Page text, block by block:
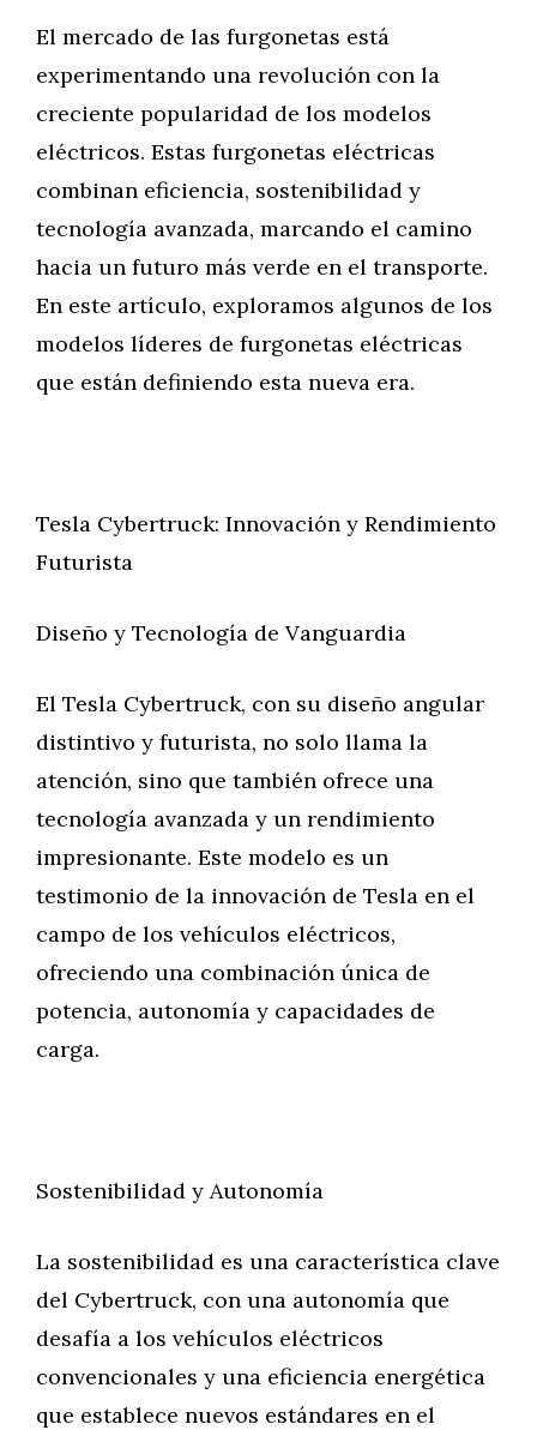
El mercado de las furgonetas está
experimentando una revolución con la
creciente popularidad de los modelos
eléctricos. Estas furgonetas eléctricas
combinan eficiencia, sostenibilidad y
tecnología avanzada, marcando el camino
hacia un futuro más verde en el transporte.
En este artículo, exploramos algunos de los
modelos líderes de furgonetas eléctricas
que están definiendo esta nueva era.
Tesla Cybertruck: Innovación y Rendimiento
Futurista
Diseño y Tecnología de Vanguardia
El Tesla Cybertruck, con su diseño angular
distintivo y futurista, no solo llama la
atención, sino que también ofrece una
tecnología avanzada y un rendimiento
impresionante. Este modelo es un
testimonio de la innovación de Tesla en el
campo de los vehículos eléctricos,
ofreciendo una combinación única de
potencia, autonomía y capacidades de
carga.
Sostenibilidad y Autonomía
La sostenibilidad es una característica clave
del Cybertruck, con una autonomía que
desafía a los vehículos eléctricos
convencionales y una eficiencia energética
que establece nuevos estándares en el